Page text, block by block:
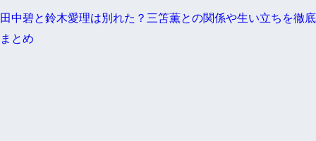
田中碧と鈴木愛理は別れた？三笘薫との関係や生い立ちを徹底
まとめ